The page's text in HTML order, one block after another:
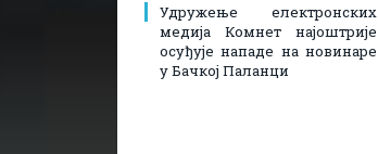
Удружење електронских
медија Комнет најоштрије
осуђује нападе на новинаре
у Бачкој Паланци